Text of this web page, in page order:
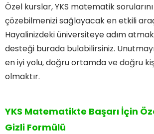
Özel kurslar, YKS matematik
çözebilmenizi sağlayacak en etkili
Hayalinizdeki üniversiteye adım
desteği burada bulabilirsiniz.
en iyi yolu, doğru ortamda ve doğru
olmaktır.
YKS Matematikte Başarı İçin
Gizli Formülü